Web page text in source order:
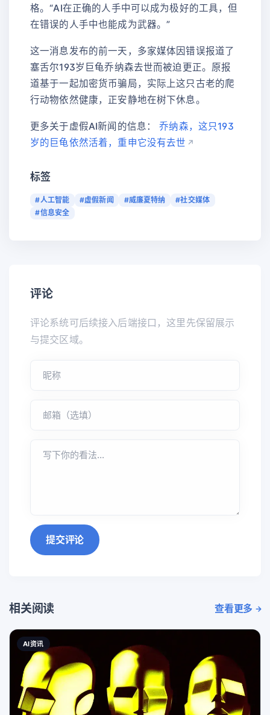
格。“AI在正确的人手中可以成为极好的工具，但
在错误的人手中也能成为武器。”
这一消息发布的前一天，多家媒体因错误报道了
塞舌尔193岁巨龟乔纳森去世而被迫更正。原报
道基于一起加密货币骗局，实际上这只古老的爬
行动物依然健康，正安静地在树下休息。
更多关于虚假AI新闻的信息：乔纳森，这只193
岁的巨龟依然活着，重申它没有去世
标签
#人工智能 #虚假新闻 #威廉夏特纳
#社交媒体
#信息安全
评论
评论系统可后续接入后端接口，这里先保留展示
与提交区域。
提交评论
相关阅读 查看更多
AI资讯